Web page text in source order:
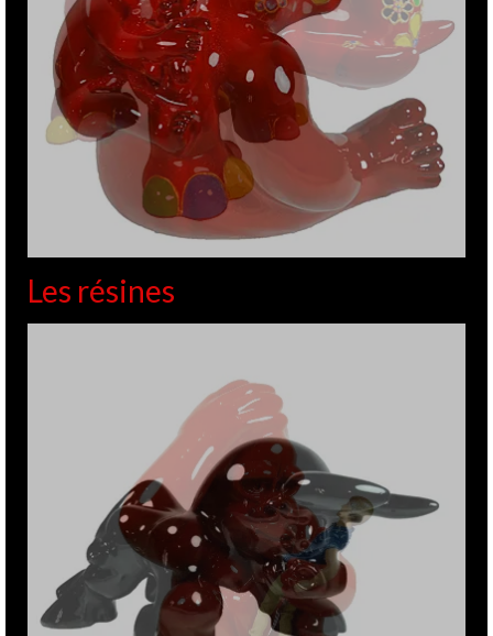
Les résines